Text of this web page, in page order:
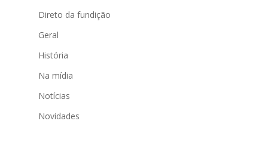
Direto da fundição
Geral
História
Na mídia
Notícias
Novidades